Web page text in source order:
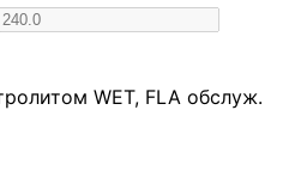
WET, FLA обслуж.